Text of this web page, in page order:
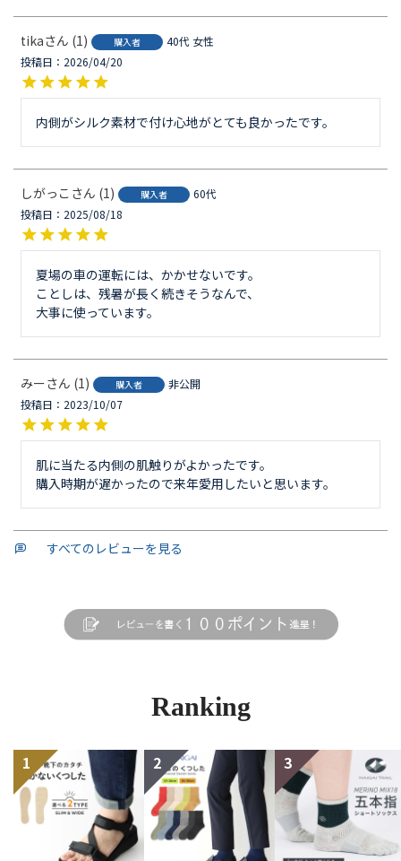
tika 1 購入者 40代 女性
投稿日
2026/04/20
しがっこ 1 購入者
60代
投稿日
2025/08/18
夏場の車の運転には、かかせないです。
ことしは、残暑が長く続きそうなんで、
大事に使っています。
みー 1 購入者
非公開
投稿日
2023/10/07
肌に当たる内側の肌触りがよかったです。
購入時期が遅かったので来年愛用したいと思います。
すべてのレビューを見る
Ranking